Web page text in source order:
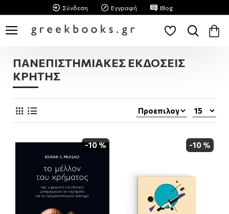
Σύνδεση Εγγραφή Blog
ΠΑΝΕΠΙΣΤΗΜΙΑΚΕΣ ΕΚΔΟΣΕΙΣ
ΚΡΗΤΗΣ
-10 % -10 %